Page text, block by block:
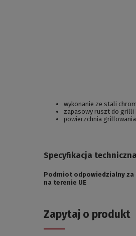
wykonanie ze stali
zapasowy ruszt do grilli
powierzchnia
Specyfikacja techniczna
Podmiot odpowiedzialny
na terenie UE
Zapytaj o produkt